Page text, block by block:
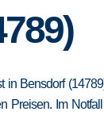
Bensdorf
Preisen. Im